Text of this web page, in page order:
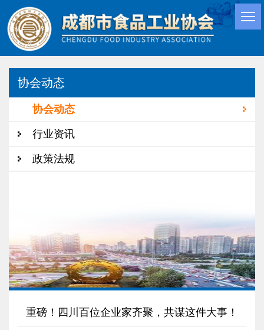
协会动态
协会动态
行业资讯
政策法规
重磅！四川百位企业家齐聚，共谋这件大事！